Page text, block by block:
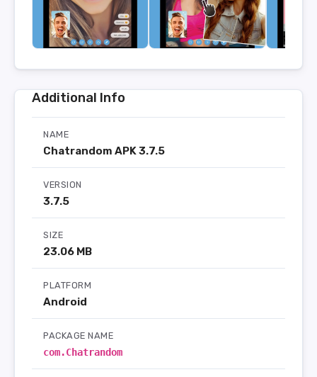
Additional Info
NAME
Chatrandom APK 3.7.5
VERSION
3.7.5
SIZE
23.06 MB
PLATFORM
Android
PACKAGE NAME
com.Chatrandom